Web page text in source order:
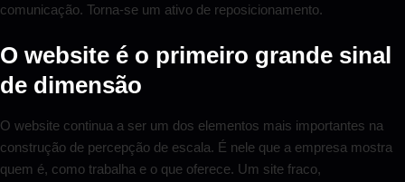
comunicação. Torna-se um ativo de reposicionamento.
O website é o primeiro grande sinal
de dimensão
O website continua a ser um dos elementos mais importantes na
construção de percepção de escala. É nele que a empresa mostra
quem é, como trabalha e o que oferece. Um site fraco,